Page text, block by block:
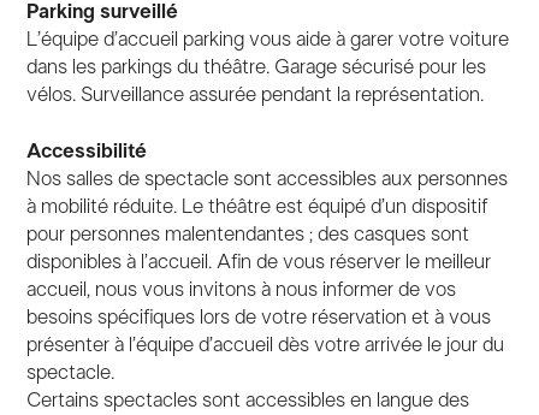
Parking surveillé
L’équipe d’accueil parking vous aide à garer votre voiture
dans les parkings du théâtre. Garage sécurisé pour les
vélos. Surveillance assurée pendant la représentation.
Accessibilité
Nos salles de spectacle sont accessibles aux personnes
à mobilité réduite. Le théâtre est équipé d’un dispositif
pour personnes malentendantes ; des casques sont
disponibles à l’accueil. Afin de vous réserver le meilleur
accueil, nous vous invitons à nous informer de vos
besoins spécifiques lors de votre réservation et à vous
présenter à l’équipe d’accueil dès votre arrivée le jour du
spectacle.
Certains spectacles sont accessibles en langue des